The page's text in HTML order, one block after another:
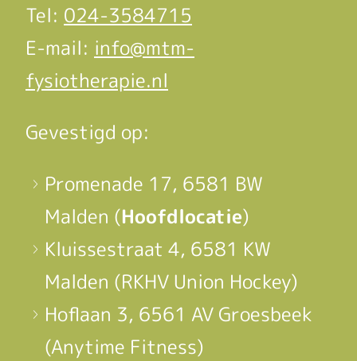
Tel: 024-3584715
E-mail: info@mtm-
fysiotherapie.nl
Gevestigd op:
Promenade 17, 6581 BW
Malden (Hoofdlocatie)
Kluissestraat 4, 6581 KW
Malden (RKHV Union Hockey)
Hoflaan 3, 6561 AV Groesbeek
(Anytime Fitness)